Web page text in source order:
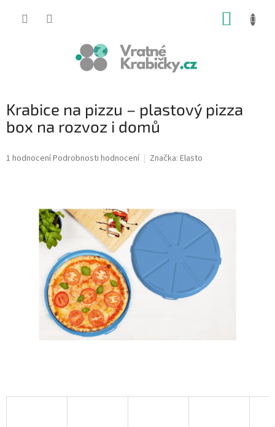
Krabice na pizzu – plastový pizza
box na rozvoz i domů
Průměrné
hvězdiček.
1 hodnoceníPodrobnosti hodnocení Značka: Elasto